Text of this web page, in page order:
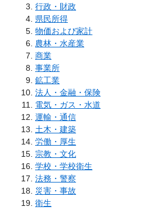
行政・財政
県民所得
物価および家計
農林・水産業
商業
事業所
鉱工業
法人・金融・保険
電気・ガス・水道
運輸・通信
土木・建築
労働・厚生
宗教・文化
学校・学校衛生
法務・警察
災害・事故
衛生